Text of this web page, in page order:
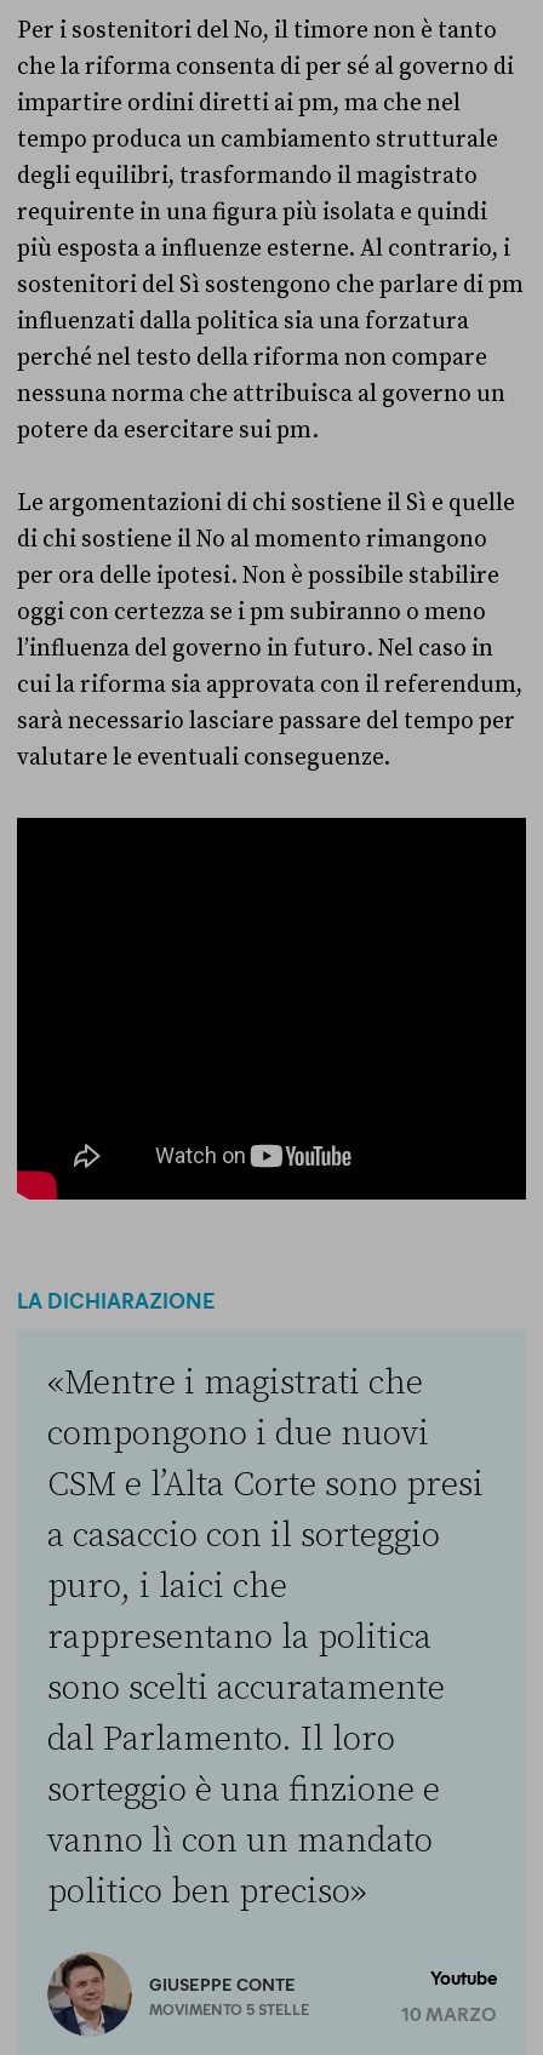
Per i sostenitori del No, il timore non è tanto
che la riforma consenta di per sé al governo di
impartire ordini diretti ai pm, ma che nel
tempo produca un cambiamento strutturale
degli equilibri, trasformando il magistrato
requirente in una figura più isolata e quindi
più esposta a influenze esterne. Al contrario, i
sostenitori del Sì sostengono che parlare di pm
influenzati dalla politica sia una forzatura
perché nel testo della riforma non compare
nessuna norma che attribuisca al governo un
potere da esercitare sui pm.
Le argomentazioni di chi sostiene il Sì e quelle
di chi sostiene il No al momento rimangono
per ora delle ipotesi. Non è possibile stabilire
oggi con certezza se i pm subiranno o meno
l’influenza del governo in futuro. Nel caso in
cui la riforma sia approvata con il referendum,
sarà necessario lasciare passare del tempo per
valutare le eventuali conseguenze.
LA DICHIARAZIONE
«Mentre i magistrati che
compongono i due nuovi
CSM e l’Alta Corte sono presi
a casaccio con il sorteggio
puro, i laici che
rappresentano la politica
sono scelti accuratamente
dal Parlamento. Il loro
sorteggio è una finzione e
vanno lì con un mandato
politico ben preciso»
GIUSEPPE CONTE
MOVIMENTO 5 STELLE
Youtube
10 MARZO